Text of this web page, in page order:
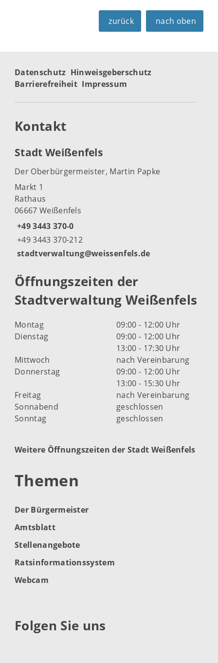
zurück nach oben
Datenschutz Hinweisgeberschutz
Barrierefreiheit Impressum
Kontakt
Stadt Weißenfels
Der Oberbürgermeister, Martin Papke
Markt 1
Rathaus
06667 Weißenfels
+49 3443 370-0
+49 3443 370-212
stadtverwaltung@weissenfels.de
Öffnungszeiten der
Stadtverwaltung Weißenfels
Montag
09:00 - 12:00 Uhr
Dienstag
09:00 - 12:00 Uhr
13:00 - 17:30 Uhr
Mittwoch
nach Vereinbarung
Donnerstag
09:00 - 12:00 Uhr
13:00 - 15:30 Uhr
Freitag
nach Vereinbarung
Sonnabend
geschlossen
Sonntag
geschlossen
Weitere Öffnungszeiten der Stadt Weißenfels
Themen
Der Bürgermeister
Amtsblatt
Stellenangebote
Ratsinformationssystem
Webcam
Folgen Sie uns